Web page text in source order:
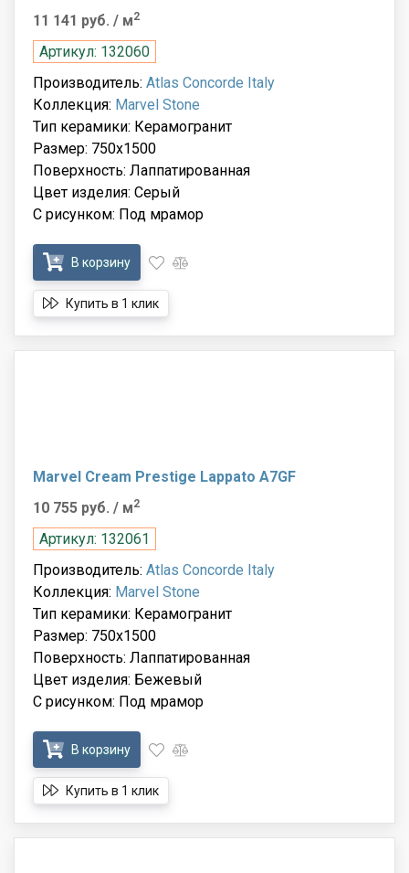
11 141 руб. / м2
Артикул: 132060
Производитель: Atlas Concorde Italy
Коллекция: Marvel Stone
Тип керамики: Керамогранит
Размер: 750x1500
Поверхность: Лаппатированная
Цвет изделия: Серый
С рисунком: Под мрамор
В корзину
Купить в 1 клик
Marvel Cream Prestige Lappato A7GF
10 755 руб. / м2
Артикул: 132061
Производитель: Atlas Concorde Italy
Коллекция: Marvel Stone
Тип керамики: Керамогранит
Размер: 750x1500
Поверхность: Лаппатированная
Цвет изделия: Бежевый
С рисунком: Под мрамор
В корзину
Купить в 1 клик